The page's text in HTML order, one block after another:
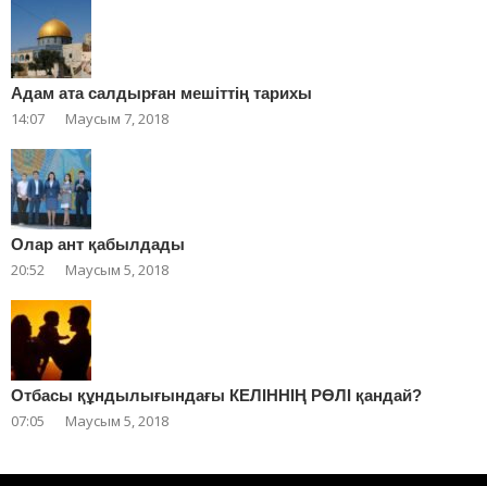
Адам ата салдырған мешіттің тарихы
14:07 Маусым 7, 2018
Олар ант қабылдады
20:52 Маусым 5, 2018
Отбасы құндылығындағы КЕЛІННІҢ РӨЛІ қандай?
07:05 Маусым 5, 2018